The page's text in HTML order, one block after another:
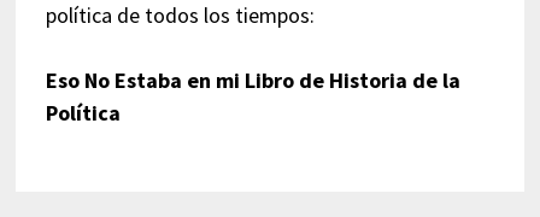
política de todos los tiempos:
Eso No Estaba en mi Libro de Historia de la
Política